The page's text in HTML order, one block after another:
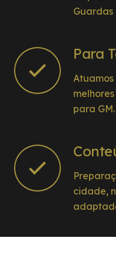
Guardas
Para
para GM.
cidade,